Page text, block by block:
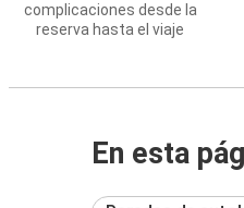
complicaciones desde la
reserva hasta el viaje
En esta